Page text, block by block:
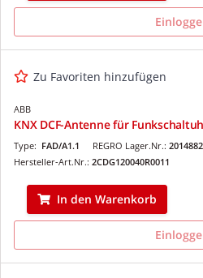
Zu Favoriten hinzufügen
ABB
KNX DCF-Antenne für
REGRO Lager.Nr.: 2014882
Type: FAD/A1.1
Hersteller-Art.Nr.: 2CDG120040R0011
In den Warenkorb